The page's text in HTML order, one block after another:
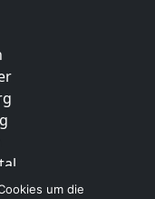
um die